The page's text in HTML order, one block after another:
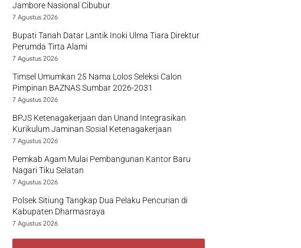
Jambore Nasional Cibubur
7 Agustus 2026
Bupati Tanah Datar Lantik Inoki Ulma Tiara Direktur
Perumda Tirta Alami
7 Agustus 2026
Timsel Umumkan 25 Nama Lolos Seleksi Calon
Pimpinan BAZNAS Sumbar 2026-2031
7 Agustus 2026
BPJS Ketenagakerjaan dan Unand Integrasikan
Kurikulum Jaminan Sosial Ketenagakerjaan
7 Agustus 2026
Pemkab Agam Mulai Pembangunan Kantor Baru
Nagari Tiku Selatan
7 Agustus 2026
Polsek Sitiung Tangkap Dua Pelaku Pencurian di
Kabupaten Dharmasraya
7 Agustus 2026